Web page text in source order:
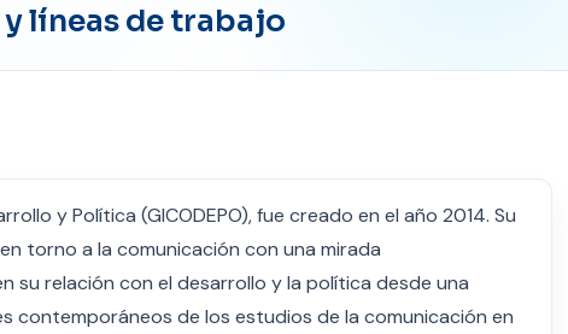
líneas de trabajo
y Política (GICODEPO), fue creado en el año 2014. Su
torno a la comunicación con una mirada
su relación con el desarrollo y la política desde una
contemporáneos de los estudios de la comunicación en